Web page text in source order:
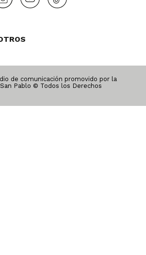
de comunicación promovido por la
Pablo © Todos los Derechos